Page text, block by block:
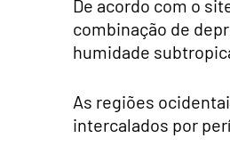
De acordo com o
combinação de
humidade
As regiões
intercalados por